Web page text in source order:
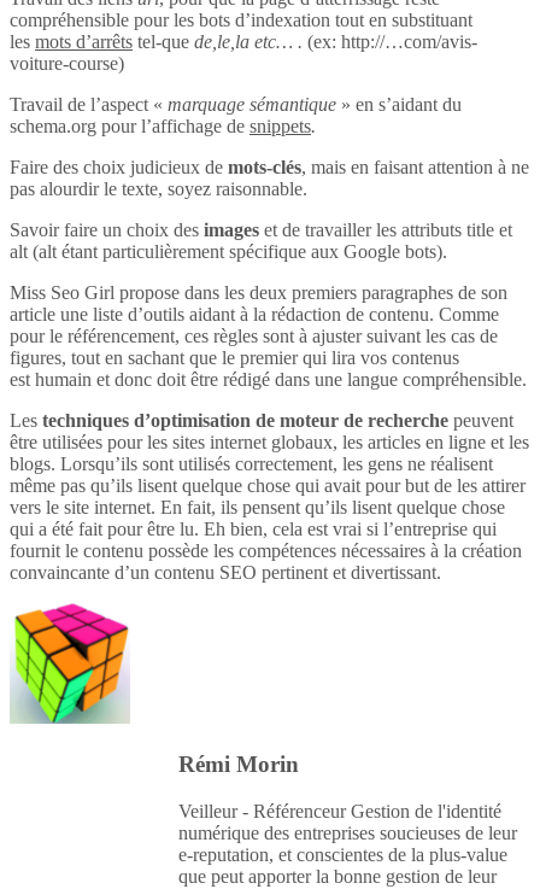
compréhensible pour les bots d’indexation tout en substituant
les mots d’arrêts tel-que de,le,la etc… . (ex: http://…com/avis-
voiture-course)
Travail de l’aspect « marquage sémantique » en s’aidant du
schema.org pour l’affichage de snippets.
Faire des choix judicieux de mots-clés, mais en faisant attention à ne
pas alourdir le texte, soyez raisonnable.
Savoir faire un choix des images et de travailler les attributs title et
alt (alt étant particulièrement spécifique aux Google bots).
Miss Seo Girl propose dans les deux premiers paragraphes de son
article une liste d’outils aidant à la rédaction de contenu. Comme
pour le référencement, ces règles sont à ajuster suivant les cas de
figures, tout en sachant que le premier qui lira vos contenus
est humain et donc doit être rédigé dans une langue compréhensible.
Les techniques d’optimisation de moteur de recherche peuvent
être utilisées pour les sites internet globaux, les articles en ligne et les
blogs. Lorsqu’ils sont utilisés correctement, les gens ne réalisent
même pas qu’ils lisent quelque chose qui avait pour but de les attirer
vers le site internet. En fait, ils pensent qu’ils lisent quelque chose
qui a été fait pour être lu. Eh bien, cela est vrai si l’entreprise qui
fournit le contenu possède les compétences nécessaires à la création
convaincante d’un contenu SEO pertinent et divertissant.
Rémi Morin
Veilleur - Référenceur Gestion de l'identité
numérique des entreprises soucieuses de leur
e-reputation, et conscientes de la plus-value
que peut apporter la bonne gestion de leur